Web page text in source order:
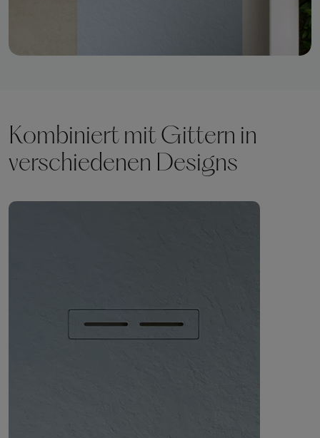
Kombiniert mit Gittern in
verschiedenen Designs